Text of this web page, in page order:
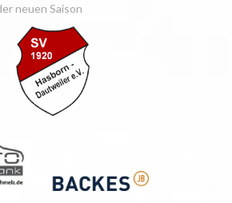
neuen Saison